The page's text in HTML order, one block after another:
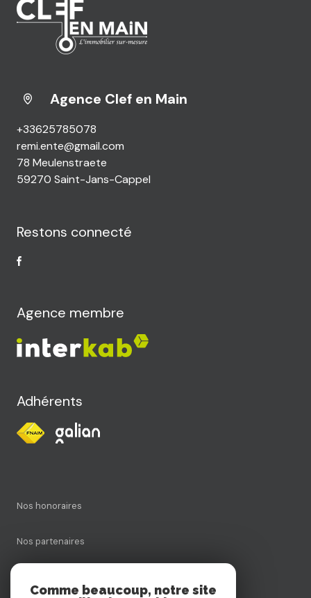
Agence Clef en Main
+33625785078
remi.ente@gmail.com
78 Meulenstraete
59270 Saint-Jans-Cappel
Restons connecté
Agence membre
Adhérents
Nos honoraires
Nos partenaires
Comme beaucoup, notre site